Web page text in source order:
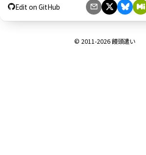
Edit on GitHub
© 2011-2026饅頭遣い